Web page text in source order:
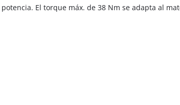
El torque máx. de 38 Nm se adapta al